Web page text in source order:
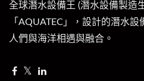
全球潛水設備王 (潛水設備製造
「AQUATEC」，設計的潛水
人們與海洋相遇與融合。